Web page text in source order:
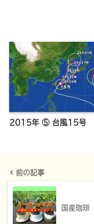
2015年 ⑤ 台風15号
前の記事
国産珈琲